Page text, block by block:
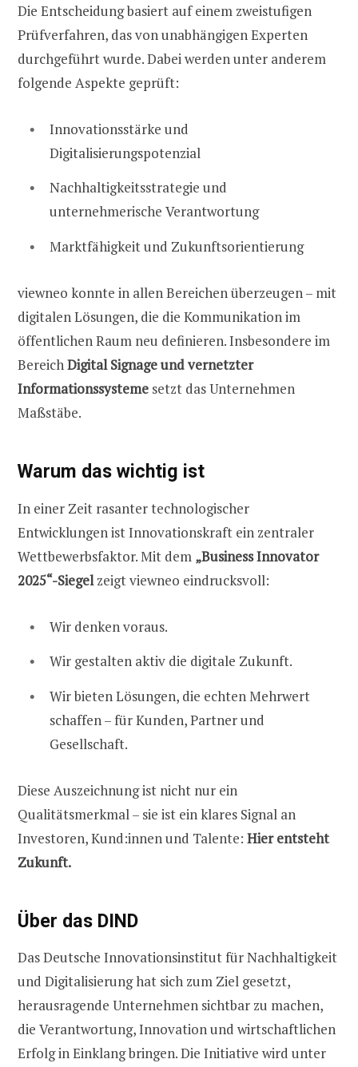
Die Entscheidung basiert auf einem zweistufigen
Prüfverfahren, das von unabhängigen Experten
durchgeführt wurde. Dabei werden unter anderem
folgende Aspekte geprüft:
Innovationsstärke und
Digitalisierungspotenzial
Nachhaltigkeitsstrategie und
unternehmerische Verantwortung
Marktfähigkeit und Zukunftsorientierung
viewneo konnte in allen Bereichen überzeugen – mit
digitalen Lösungen, die die Kommunikation im
öffentlichen Raum neu definieren. Insbesondere im
BereichDigital Signage und vernetzter
Informationssysteme setzt das Unternehmen
Maßstäbe.
Warum das wichtig ist
In einer Zeit rasanter technologischer
Entwicklungen ist Innovationskraft ein zentraler
Wettbewerbsfaktor. Mit dem „Business Innovator
2025“-Siegel zeigt viewneo eindrucksvoll:
Wir denken voraus.
Wir gestalten aktiv die digitale Zukunft.
Wir bieten Lösungen, die echten Mehrwert
schaffen – für Kunden, Partner und
Gesellschaft.
Diese Auszeichnung ist nicht nur ein
Qualitätsmerkmal – sie ist ein klares Signal an
Investoren, Kund:innen und Talente: Hier entsteht
Zukunft.
Über das DIND
Das Deutsche Innovationsinstitut für Nachhaltigkeit
und Digitalisierung hat sich zum Ziel gesetzt,
herausragende Unternehmen sichtbar zu machen,
die Verantwortung, Innovation und wirtschaftlichen
Erfolg in Einklang bringen. Die Initiative wird unter